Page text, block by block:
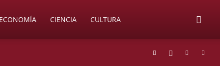
ECONOMÍA CIENCIA CULTURA